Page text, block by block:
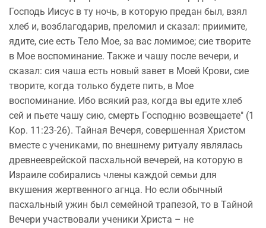
Господь Иисус в ту ночь, в которую предан был, взял
хлеб и, возблагодарив, преломил и сказал: приимите,
ядите, сие есть Тело Мое, за вас ломимое; сие творите
в Мое воспоминание. Также и чашу после вечери, и
сказал: сия чаша есть новый завет в Моей Крови, сие
творите, когда только будете пить, в Мое
воспоминание. Ибо всякий раз, когда вы едите хлеб
сей и пьете чашу сию, смерть Господню возвещаете" (1
Кор. 11:23-26). Тайная Вечеря, совершенная Христом
вместе с учениками, по внешнему ритуалу являлась
древнееврейской пасхальной вечерей, на которую в
Израиле собирались члены каждой семьи для
вкушения жертвенного агнца. Но если обычный
пасхальный ужин был семейной трапезой, то в Тайной
Вечери участвовали ученики Христа – не